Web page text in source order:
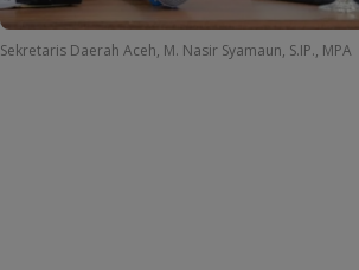
Sekretaris Daerah Aceh, M. Nasir Syamaun, S.IP., MPA